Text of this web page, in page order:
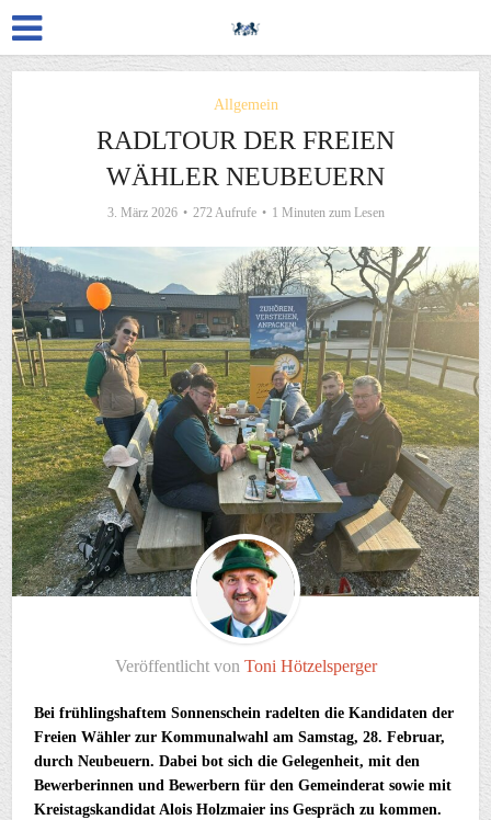
Allgemein
RADLTOUR DER FREIEN
WÄHLER NEUBEUERN
3. März 2026 272 Aufrufe 1 Minuten zum Lesen
Veröffentlicht von Toni Hötzelsperger
Bei frühlingshaftem Sonnenschein radelten die Kandidaten der
Freien Wähler zur Kommunalwahl am Samstag, 28. Februar,
durch Neubeuern. Dabei bot sich die Gelegenheit, mit den
Bewerberinnen und Bewerbern für den Gemeinderat sowie mit
Kreistagskandidat Alois Holzmaier ins Gespräch zu kommen.